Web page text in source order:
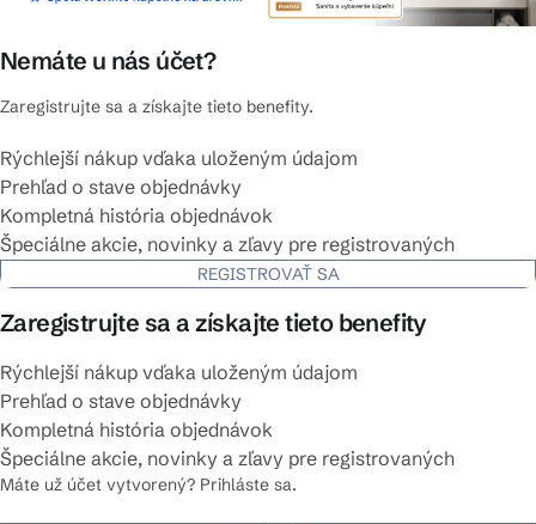
Nemáte u nás účet?
Zaregistrujte sa a získajte tieto benefity.
Rýchlejší nákup vďaka uloženým údajom
Prehľad o stave objednávky
Kompletná história objednávok
Špeciálne akcie, novinky a zľavy pre registrovaných
REGISTROVAŤ SA
Zaregistrujte sa a získajte tieto benefity
Rýchlejší nákup vďaka uloženým údajom
Prehľad o stave objednávky
Kompletná história objednávok
Špeciálne akcie, novinky a zľavy pre registrovaných
Máte už účet vytvorený? Prihláste sa.